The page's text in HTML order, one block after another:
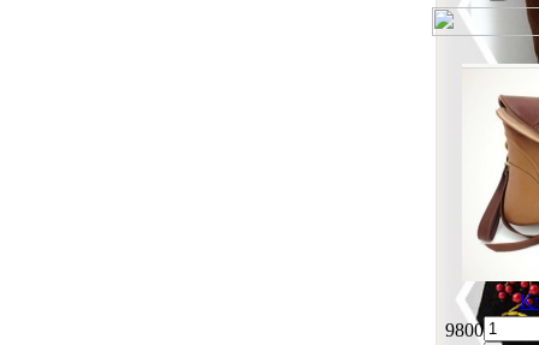
9800